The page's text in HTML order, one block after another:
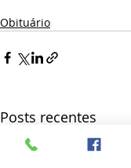
Obituário
Posts recentes